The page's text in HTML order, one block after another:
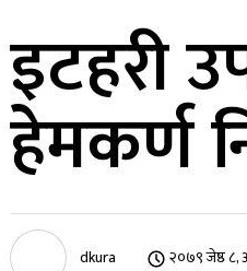
इटहरी
हेमकर्ण
dkura २०७९ जेष्ठ